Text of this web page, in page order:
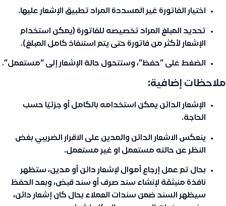
اختيار الفاتورة غير المسددة المراد تطبيق الإشعار عليها.
تحديد المبلغ المراد تخصيصه للفاتورة (يمكن استخدام
الإشعار لأكثر من فاتورة حتى يتم استنفاذ كامل المبلغ).
الضغط على “حفظ”، وستتحول حالة الإشعار إلى “مستعمل”.
ملاحظات إضافية:
الإشعار الدائن يمكن استخدامه بالكامل أو جزئيًا حسب
الحاجة.
ينعكس الاشعار الدائن والمدين على الاقرار الضريبي بغض
النظر عن حالته مستعمل او غير مستعمل.
بحال تم عمل إرجاع أموال لإشعار دائن أو مدين، ستظهر
نافذة منبثقة لإنشاء سند صرف أو سند قبض، وبعد الحفظ
سيظهر السند ضمن سندات العملاء بحال كان إشعار دائن،